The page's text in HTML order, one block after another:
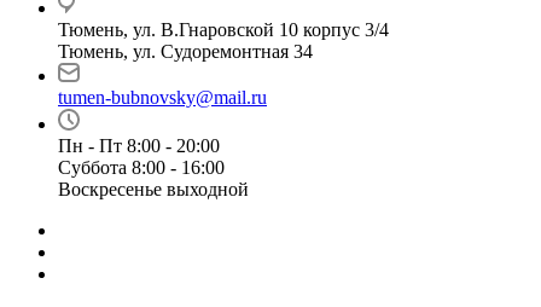
Тюмень, ул. В.Гнаровской 10 корпус 3/4
Тюмень, ул. Судоремонтная 34
tumen-bubnovsky@mail.ru
Пн - Пт 8:00 - 20:00
Суббота 8:00 - 16:00
Воскресенье выходной